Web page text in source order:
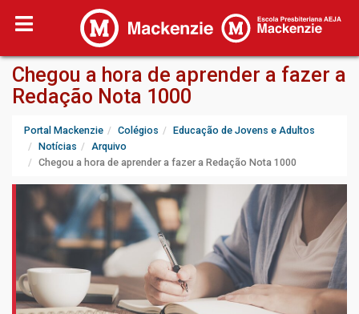
Chegou a hora de aprender a fazer a
Redação Nota 1000
Portal Mackenzie Colégios
Educação de Jovens e Adultos
Notícias
Arquivo
Chegou a hora de aprender a fazer a Redação Nota 1000